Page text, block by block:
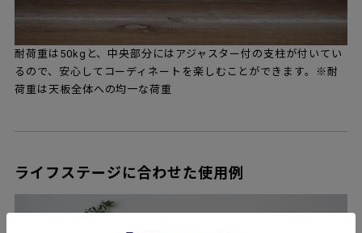
耐荷重は50kgと、中央部分にはアジャスター付の支柱が付いてい
るので、安心してコーディネートを楽しむことができます。※耐
荷重は天板全体への均一な荷重
ライフステージに合わせた使用例